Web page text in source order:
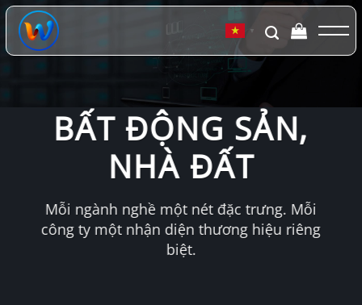
Chuyển
đến
dung
▼
BẤT ĐỘNG SẢN,
NHÀ ĐẤT
Mỗi ngành nghề một nét đặc trưng. Mỗi
công ty một nhận diện thương hiệu riêng
biệt.